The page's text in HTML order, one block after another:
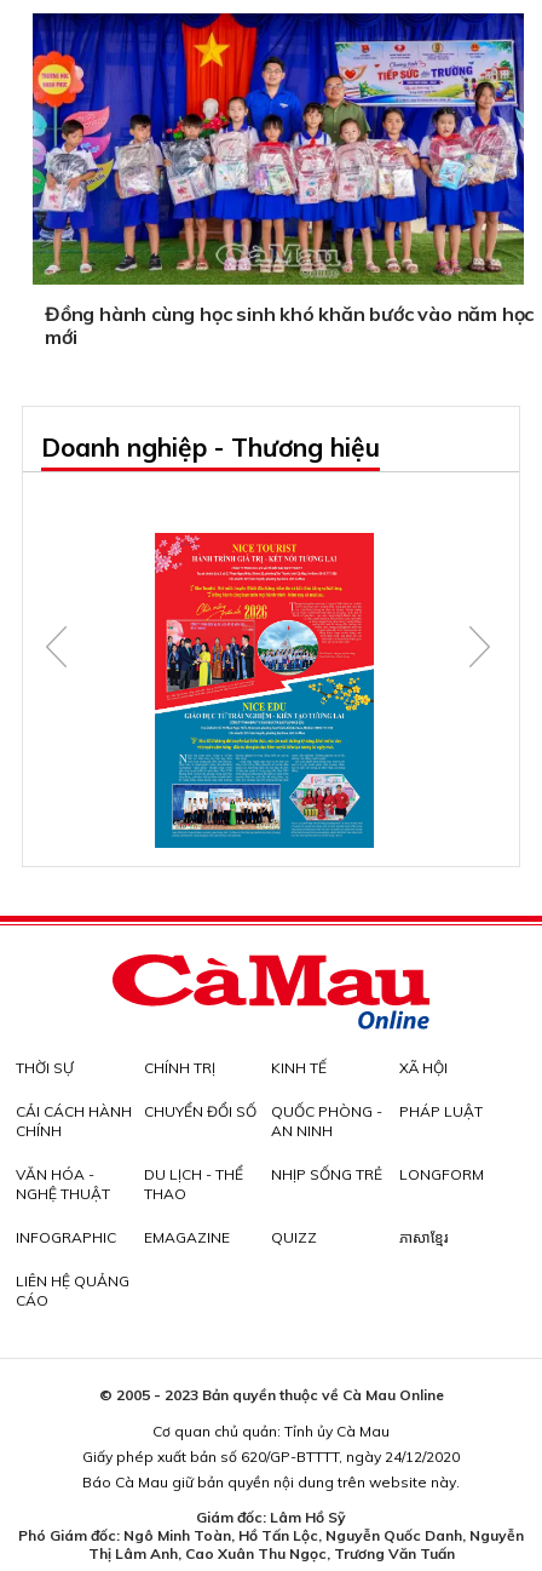
Đồng hành cùng học sinh khó khăn bước vào năm học
mới
Doanh nghiệp - Thương hiệu
THỜI SỰ CHÍNH TRỊ KINH TẾ XÃ HỘI
CẢI CÁCH HÀNH
CHÍNH
CHUYỂN ĐỔI SỐ
QUỐC PHÒNG -
AN NINH
PHÁP LUẬT
VĂN HÓA -
NGHỆ THUẬT
DU LỊCH - THỂ
THAO
NHỊP SỐNG TRẺ LONGFORM
INFOGRAPHIC EMAGAZINE QUIZZ ភាសាខ្មែរ
LIÊN HỆ QUẢNG
CÁO
© 2005 - 2023 Bản quyền thuộc về Cà Mau Online
Cơ quan chủ quản: Tỉnh ủy Cà Mau
Giấy phép xuất bản số 620/GP-BTTTT, ngày 24/12/2020
Báo Cà Mau giữ bản quyền nội dung trên website này.
Giám đốc: Lâm Hồ Sỹ
Phó Giám đốc: Ngô Minh Toàn, Hồ Tấn Lộc, Nguyễn Quốc Danh, Nguyễn
Thị Lâm Anh, Cao Xuân Thu Ngọc, Trương Văn Tuấn